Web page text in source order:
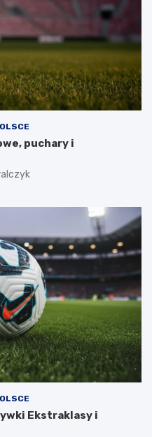
puchary i
Ekstraklasy i